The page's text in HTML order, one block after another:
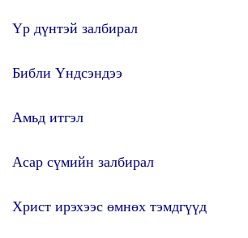
Үр дүнтэй залбирал
Библи Үндсэндээ
Амьд итгэл
Асар сүмийн залбирал
Христ ирэхээс өмнөх тэмдгүүд